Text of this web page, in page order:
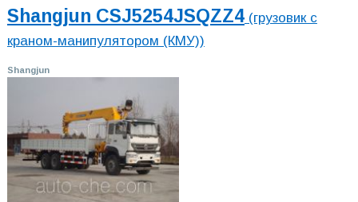
Shangjun CSJ5254JSQZZ4(грузовик с
краном-манипулятором (КМУ))
Shangjun